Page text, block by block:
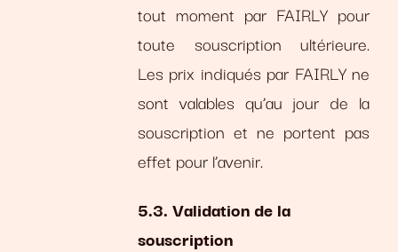
tout moment par FAIRLY pour
toute souscription ultérieure.
Les prix indiqués par FAIRLY ne
sont valables qu’au jour de la
souscription et ne portent pas
effet pour l’avenir.
5.3. Validation de la
souscription